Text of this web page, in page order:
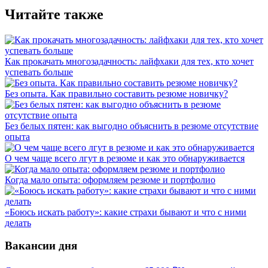
Читайте также
Как прокачать многозадачность: лайфхаки для тех, кто хочет
успевать больше
Без опыта. Как правильно составить резюме новичку?
Без белых пятен: как выгодно объяснить в резюме отсутствие
опыта
О чем чаще всего лгут в резюме и как это обнаруживается
Когда мало опыта: оформляем резюме и портфолио
«Боюсь искать работу»: какие страхи бывают и что с ними
делать
Вакансии дня